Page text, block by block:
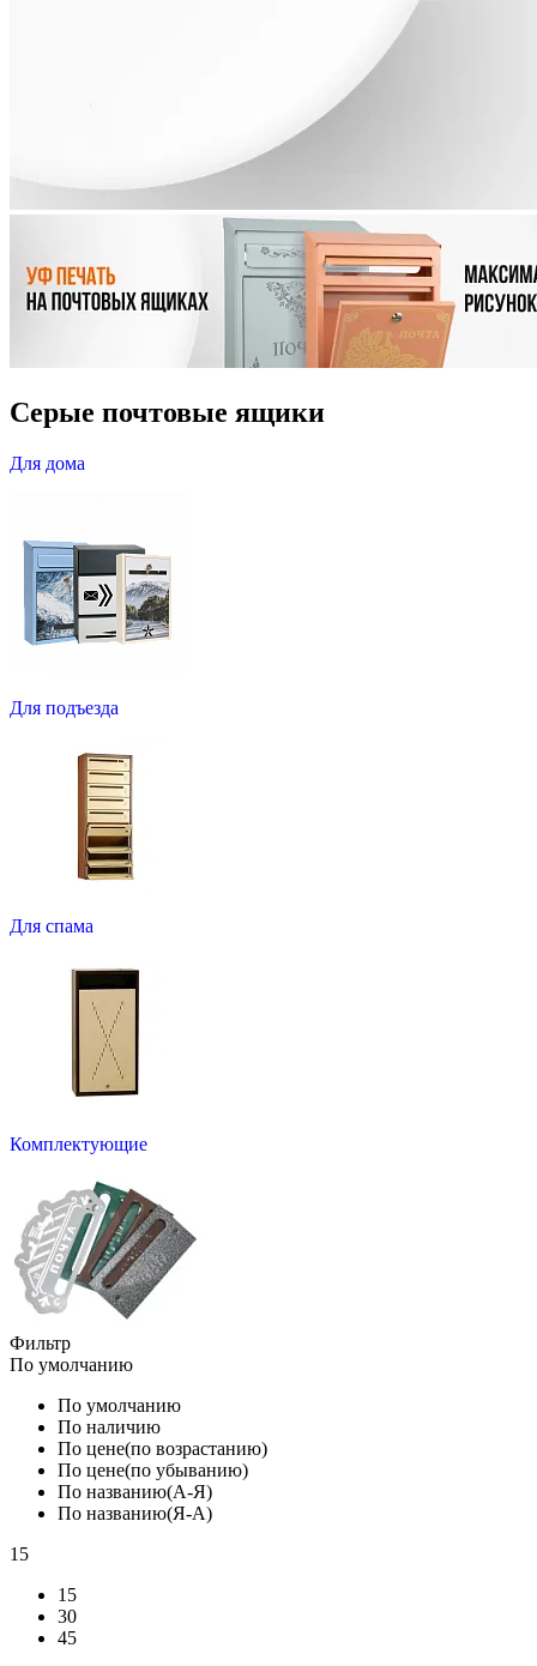
Серые почтовые ящики
Для дома
Для подъезда
Для спама
Комплектующие
Фильтр
По умолчанию
По умолчанию
По наличию
По цене(по возрастанию)
По цене(по убыванию)
По названию(А-Я)
По названию(Я-А)
15
15
30
45